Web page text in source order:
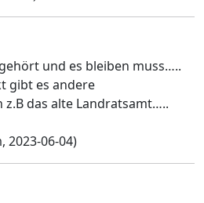
und es bleiben muss…..
gibt es andere
das alte Landratsamt…..
2023-06-04)